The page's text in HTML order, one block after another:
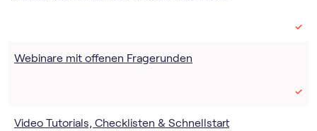
Webinare mit offenen Fragerunden
Video Tutorials, Checklisten & Schnellstart